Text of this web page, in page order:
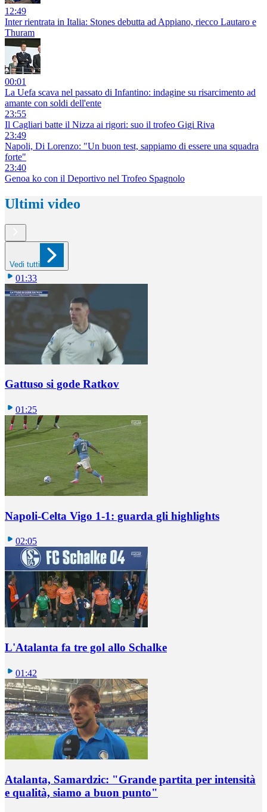
12:49
Inter rientrata in Italia: Stones debutta ad Appiano, riecco Lautaro e
Thuram
00:01
La Uefa scava nel passato di Infantino: indagine su risarcimento ad
amante con soldi dell'ente
23:55
Il Cagliari batte il Nizza ai rigori: suo il trofeo Gigi Riva
23:49
Napoli, Di Lorenzo: "Un buon test, sappiamo di essere una squadra
forte"
23:40
Genoa ko con il Deportivo nel Trofeo Spagnolo
Ultimi video
Vedi tutti
01:33
Gattuso si gode Ratkov
01:25
Napoli-Celta Vigo 1-1: guarda gli highlights
02:05
L'Atalanta fa tre gol allo Schalke
01:42
Atalanta, Samardzic: "Grande partita per intensità
e qualità, siamo a buon punto"